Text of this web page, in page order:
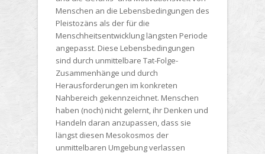
Menschen an die Lebensbedingungen des
Pleistozäns als der für die
Menschheitsentwicklung längsten Periode
angepasst. Diese Lebensbedingungen
sind durch unmittelbare Tat-Folge-
Zusammenhänge und durch
Herausforderungen im konkreten
Nahbereich gekennzeichnet. Menschen
haben (noch) nicht gelernt, ihr Denken und
Handeln daran anzupassen, dass sie
längst diesen Mesokosmos der
unmittelbaren Umgebung verlassen